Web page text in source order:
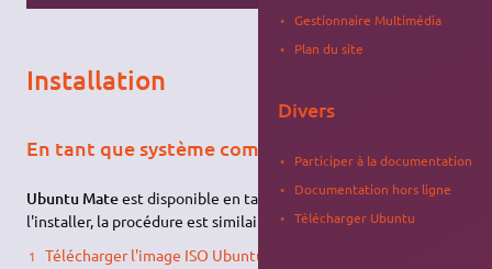
Installation
En tant que système complet
Ubuntu Mateest disponible en tant quevariante. Pour
l'installer, la procédure est similaire aux autres variantes.
Télécharger l'image ISO Ubuntu Mate
Gestionnaire Multimédia
Plan du site
Divers
Participer à la documentation
Documentation hors ligne
Télécharger Ubuntu